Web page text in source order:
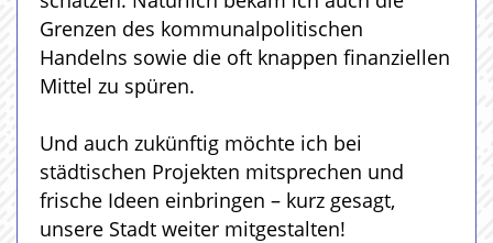
Grenzen des kommunalpolitischen
Handelns sowie die oft knappen finanziellen
Mittel zu spüren.
Und auch zukünftig möchte ich bei
städtischen Projekten mitsprechen und
frische Ideen einbringen – kurz gesagt,
unsere Stadt weiter mitgestalten!